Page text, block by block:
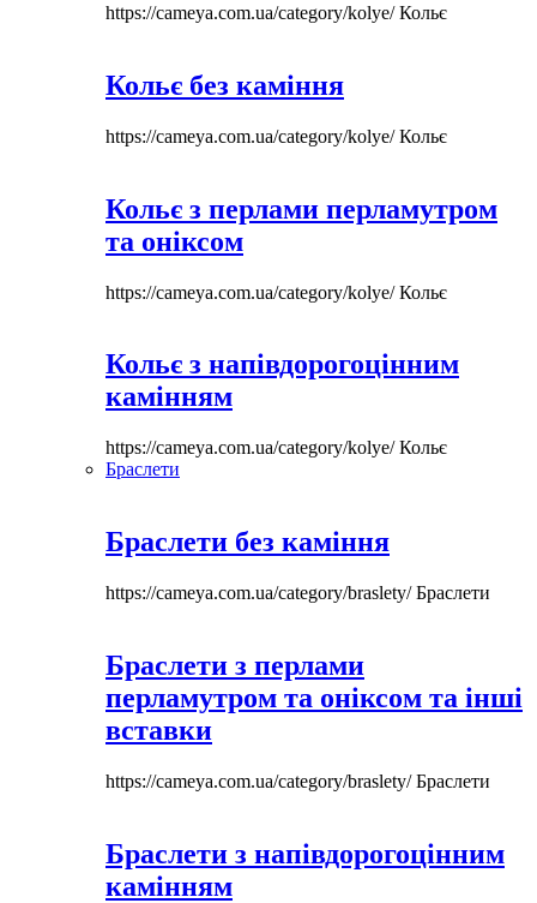
https://cameya.com.ua/category/kolye/Кольє
Кольє без каміння
https://cameya.com.ua/category/kolye/Кольє
Кольє з перлами перламутром
та оніксом
https://cameya.com.ua/category/kolye/Кольє
Кольє з напівдорогоцінним
камінням
https://cameya.com.ua/category/kolye/Кольє
Браслети
Браслети без каміння
https://cameya.com.ua/category/braslety/Браслети
Браслети з перлами
перламутром та оніксом та інші
вставки
https://cameya.com.ua/category/braslety/Браслети
Браслети з напівдорогоцінним
камінням